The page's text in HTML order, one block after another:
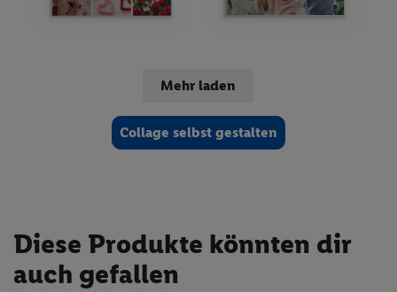
Diese Produkte könnten dir
auch gefallen
Mehr laden
Collage selbst gestalten